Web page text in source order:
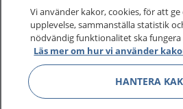
Vi använder kakor, cookies, för att
upplevelse, sammanställa statistik
nödvändig funktionalitet ska
Läs mer om hur vi använder
HANTERA